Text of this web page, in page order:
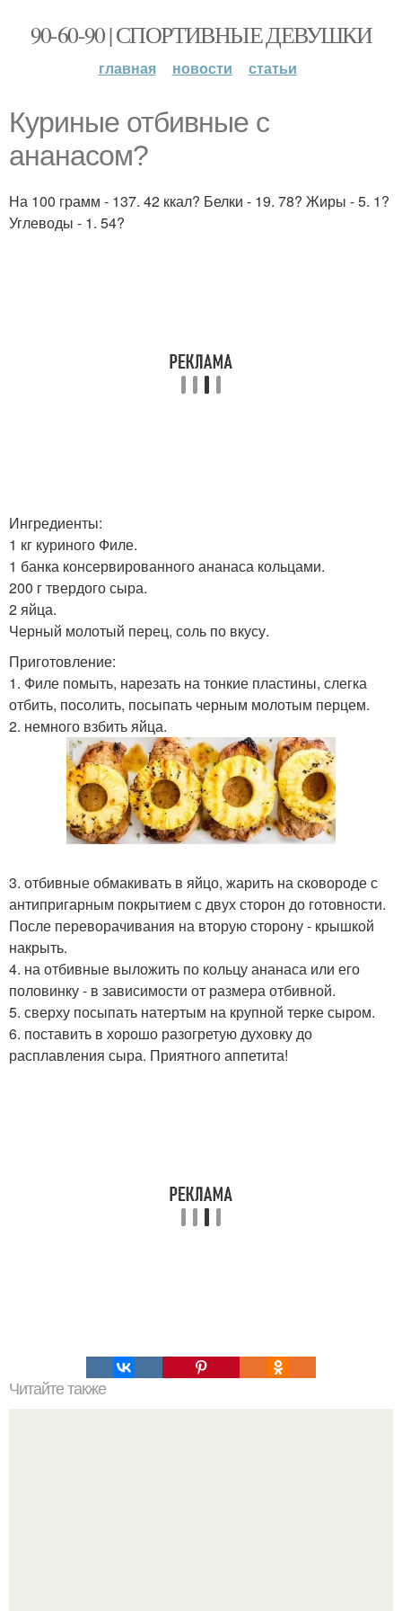
90-60-90 | СПОРТИВНЫЕ ДЕВУШКИ
главная новости статьи
Куриные отбивные с
ананасом?
На 100 грамм - 137. 42 ккал? Белки - 19. 78? Жиры - 5. 1?
Углеводы - 1. 54?
Ингредиенты:
1 кг куриного Филе.
1 банка консервированного ананаса кольцами.
200 г твердого сыра.
2 яйца.
Черный молотый перец, соль по вкусу.
Приготовление:
1. Филе помыть, нарезать на тонкие пластины, слегка
отбить, посолить, посыпать черным молотым перцем.
2. немного взбить яйца.
3. отбивные обмакивать в яйцо, жарить на сковороде с
антипригарным покрытием с двух сторон до готовности.
После переворачивания на вторую сторону - крышкой
накрыть.
4. на отбивные выложить по кольцу ананаса или его
половинку - в зависимости от размера отбивной.
5. сверху посыпать натертым на крупной терке сыром.
6. поставить в хорошо разогретую духовку до
расплавления сыра. Приятного аппетита!
Читайте также